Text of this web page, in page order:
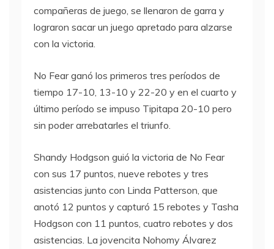
compañeras de juego, se llenaron de garra y
lograron sacar un juego apretado para alzarse
con la victoria.
No Fear ganó los primeros tres períodos de
tiempo 17-10, 13-10 y 22-20 y en el cuarto y
último período se impuso Tipitapa 20-10 pero
sin poder arrebatarles el triunfo.
Shandy Hodgson guió la victoria de No Fear
con sus 17 puntos, nueve rebotes y tres
asistencias junto con Linda Patterson, que
anotó 12 puntos y capturó 15 rebotes y Tasha
Hodgson con 11 puntos, cuatro rebotes y dos
asistencias. La jovencita Nohomy Álvarez